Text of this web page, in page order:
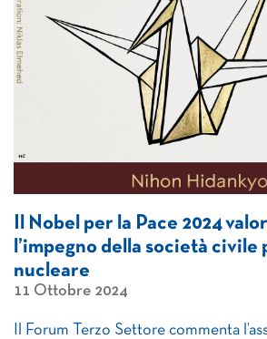
Il Nobel per la Pace 2024
l’impegno della società civile
nucleare
11 Ottobre 2024
Il Forum Terzo Settore commenta